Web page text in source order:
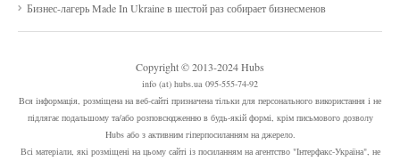
Бизнес-лагерь Made In Ukraine в шестой раз собирает бизнесменов
Copyright © 2013-2024 Hubs
info (at) hubs.ua 095-555-74-92
Вся інформація, розміщена на веб-сайті призначена тільки для персонального використання і не
підлягає подальшому та/або розповсюдженню в будь-якій формі, крім письмового дозволу
Hubs або з активним гіперпосиланням на джерело.
Всі матеріали, які розміщені на цьому сайті із посиланням на агентство "Інтерфакс-Україна", не